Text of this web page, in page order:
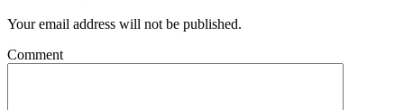
Your email address will not be published.
Comment